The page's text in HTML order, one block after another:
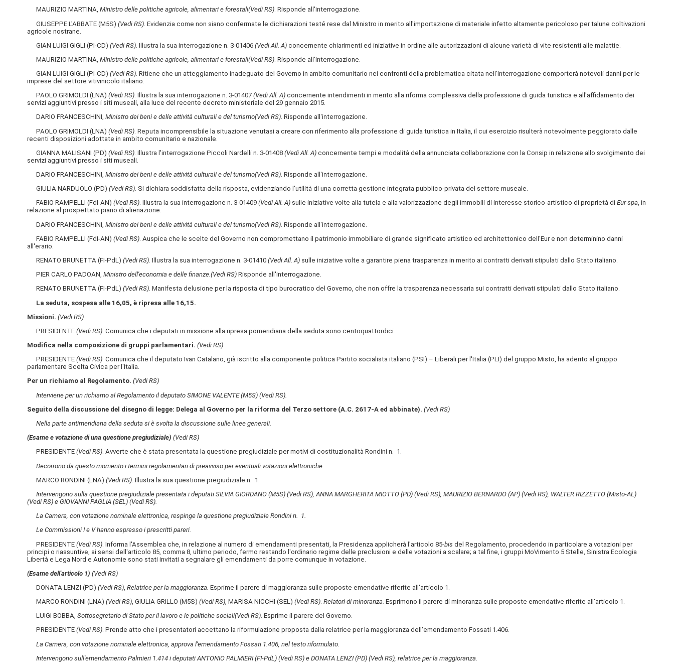
MAURIZIO MARTINA, Ministro delle politiche agricole, alimentari e forestali(Vedi RS). Risponde all'interrogazione.
GIUSEPPE L'ABBATE (M5S) (Vedi RS). Evidenzia come non siano confermate le dichiarazioni testé rese dal Ministro in merito all'importazione di materiale infetto altamente pericoloso per talune coltivazioni
agricole nostrane.
GIAN LUIGI GIGLI (PI-CD) (Vedi RS). Illustra la sua interrogazione n. 3-01406 (Vedi All. A)concernente chiarimenti ed iniziative in ordine alle autorizzazioni di alcune varietà di vite resistenti alle malattie.
MAURIZIO MARTINA, Ministro delle politiche agricole, alimentari e forestali(Vedi RS). Risponde all'interrogazione.
GIAN LUIGI GIGLI (PI-CD) (Vedi RS). Ritiene che un atteggiamento inadeguato del Governo in ambito comunitario nei confronti della problematica citata nell'interrogazione comporterà notevoli danni per le
imprese del settore vitivinicolo italiano.
PAOLO GRIMOLDI (LNA) (Vedi RS). Illustra la sua interrogazione n. 3-01407 (Vedi All. A)concernente intendimenti in merito alla riforma complessiva della professione di guida turistica e all'affidamento dei
servizi aggiuntivi presso i siti museali, alla luce del recente decreto ministeriale del 29 gennaio 2015.
DARIO FRANCESCHINI, Ministro dei beni e delle attività culturali e del turismo(Vedi RS). Risponde all'interrogazione.
PAOLO GRIMOLDI (LNA) (Vedi RS). Reputa incomprensibile la situazione venutasi a creare con riferimento alla professione di guida turistica in Italia, il cui esercizio risulterà notevolmente peggiorato dalle
recenti disposizioni adottate in ambito comunitario e nazionale.
GIANNA MALISANI (PD) (Vedi RS). Illustra l'interrogazione Piccoli Nardelli n. 3-01408 (Vedi All. A)concernente tempi e modalità della annunciata collaborazione con la Consip in relazione allo svolgimento dei
servizi aggiuntivi presso i siti museali.
DARIO FRANCESCHINI, Ministro dei beni e delle attività culturali e del turismo(Vedi RS). Risponde all'interrogazione.
GIULIA NARDUOLO (PD) (Vedi RS). Si dichiara soddisfatta della risposta, evidenziando l'utilità di una corretta gestione integrata pubblico-privata del settore museale.
FABIO RAMPELLI (FdI-AN) (Vedi RS). Illustra la sua interrogazione n. 3-01409 (Vedi All. A)sulle iniziative volte alla tutela e alla valorizzazione degli immobili di interesse storico-artistico di proprietà di Eur spa, in
relazione al prospettato piano di alienazione.
DARIO FRANCESCHINI, Ministro dei beni e delle attività culturali e del turismo(Vedi RS). Risponde all'interrogazione.
FABIO RAMPELLI (FdI-AN) (Vedi RS). Auspica che le scelte del Governo non compromettano il patrimonio immobiliare di grande significato artistico ed architettonico dell'Eur e non determinino danni
all'erario.
RENATO BRUNETTA (FI-PdL) (Vedi RS). Illustra la sua interrogazione n. 3-01410 (Vedi All. A)sulle iniziative volte a garantire piena trasparenza in merito ai contratti derivati stipulati dallo Stato italiano.
PIER CARLO PADOAN, Ministro dell'economia e delle finanze.(Vedi RS)Risponde all'interrogazione.
RENATO BRUNETTA (FI-PdL) (Vedi RS). Manifesta delusione per la risposta di tipo burocratico del Governo, che non offre la trasparenza necessaria sui contratti derivati stipulati dallo Stato italiano.
La seduta, sospesa alle 16,05, è ripresa alle 16,15.
Missioni. (Vedi RS)
PRESIDENTE (Vedi RS). Comunica che i deputati in missione alla ripresa pomeridiana della seduta sono centoquattordici.
Modifica nella composizione di gruppi parlamentari. (Vedi RS)
PRESIDENTE (Vedi RS). Comunica che il deputato Ivan Catalano, già iscritto alla componente politica Partito socialista italiano (PSI) – Liberali per l'Italia (PLI) del gruppo Misto, ha aderito al gruppo
parlamentare Scelta Civica per l'Italia.
Per un richiamo al Regolamento. (Vedi RS)
Interviene per un richiamo al Regolamento il deputato SIMONE VALENTE (M5S) (Vedi RS).
Seguito della discussione del disegno di legge: Delega al Governo per la riforma del Terzo settore (A.C. 2617-A ed abbinate). (Vedi RS)
Nella parte antimeridiana della seduta si è svolta la discussione sulle linee generali.
(Esame e votazione di una questione pregiudiziale) (Vedi RS)
PRESIDENTE (Vedi RS). Avverte che è stata presentata la questione pregiudiziale per motivi di costituzionalità Rondini n. 1.
Decorrono da questo momento i termini regolamentari di preavviso per eventuali votazioni elettroniche.
MARCO RONDINI (LNA) (Vedi RS). Illustra la sua questione pregiudiziale n. 1.
Intervengono sulla questione pregiudiziale presentata i deputati SILVIA GIORDANO (M5S) (Vedi RS), ANNA MARGHERITA MIOTTO (PD) (Vedi RS), MAURIZIO BERNARDO (AP) (Vedi RS), WALTER RIZZETTO (Misto-AL)
(Vedi RS)e GIOVANNI PAGLIA (SEL) (Vedi RS).
La Camera, con votazione nominale elettronica, respinge la questione pregiudiziale Rondini n. 1.
Le Commissioni I e V hanno espresso i prescritti pareri.
PRESIDENTE (Vedi RS). Informa l'Assemblea che, in relazione al numero di emendamenti presentati, la Presidenza applicherà l'articolo 85-bis del Regolamento, procedendo in particolare a votazioni per
principi o riassuntive, ai sensi dell'articolo 85, comma 8, ultimo periodo, fermo restando l'ordinario regime delle preclusioni e delle votazioni a scalare; a tal fine, i gruppi MoVimento 5 Stelle, Sinistra Ecologia
Libertà e Lega Nord e Autonomie sono stati invitati a segnalare gli emendamenti da porre comunque in votazione.
(Esame dell'articolo 1) (Vedi RS)
DONATA LENZI (PD) (Vedi RS), Relatrice per la maggioranza. Esprime il parere di maggioranza sulle proposte emendative riferite all'articolo 1.
MARCO RONDINI (LNA) (Vedi RS), GIULIA GRILLO (M5S) (Vedi RS), MARISA NICCHI (SEL) (Vedi RS). Relatori di minoranza. Esprimono il parere di minoranza sulle proposte emendative riferite all'articolo 1.
LUIGI BOBBA, Sottosegretario di Stato per il lavoro e le politiche sociali(Vedi RS). Esprime il parere del Governo.
PRESIDENTE (Vedi RS). Prende atto che i presentatori accettano la riformulazione proposta dalla relatrice per la maggioranza dell'emendamento Fossati 1.406.
La Camera, con votazione nominale elettronica, approva l'emendamento Fossati 1.406, nel testo riformulato.
Intervengono sull'emendamento Palmieri 1.414 i deputati ANTONIO PALMIERI (FI-PdL) (Vedi RS)e DONATA LENZI (PD) (Vedi RS), relatrice per la maggioranza.